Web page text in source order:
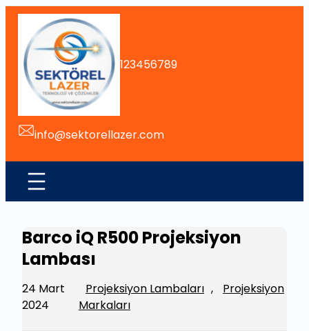
İçeriğe
123456789
info@sektorellazer.com
Barco iQ R500 Projeksiyon
Lambası
24 Mart
2024
Projeksiyon Lambaları ,
Projeksiyon
Markaları